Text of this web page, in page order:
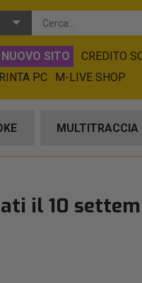
SITO CREDITO
PC M-LIVE SHOP
MULTITRACCIA
il 10